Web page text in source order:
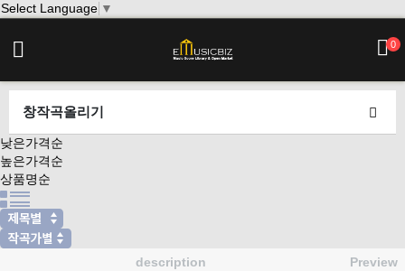
Select Language ▼
0
창작곡올리기
낮은가격순
높은가격순
상품명순
description Preview